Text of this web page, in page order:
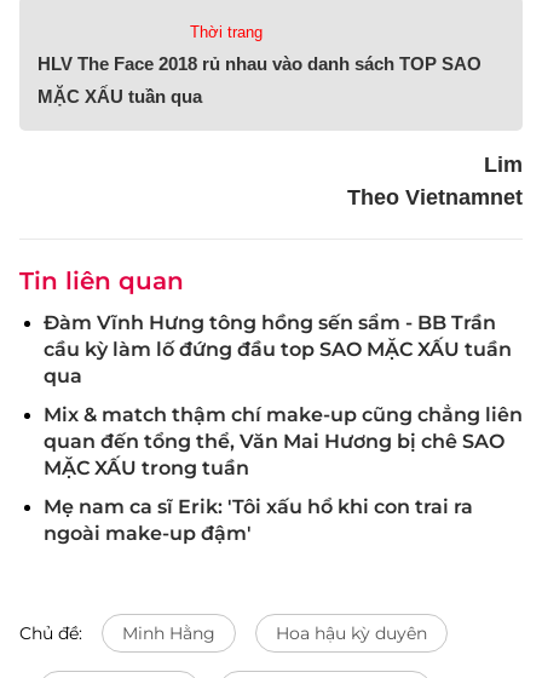
Thời trang
HLV The Face 2018 rủ nhau vào danh sách TOP SAO
MẶC XẤU tuần qua
Lim
Theo Vietnamnet
Tin liên quan
Đàm Vĩnh Hưng tông hồng sến sẩm - BB Trần
cầu kỳ làm lố đứng đầu top SAO MẶC XẤU tuần
qua
Mix & match thậm chí make-up cũng chẳng liên
quan đến tổng thể, Văn Mai Hương bị chê SAO
MẶC XẤU trong tuần
Mẹ nam ca sĩ Erik: 'Tôi xấu hổ khi con trai ra
ngoài make-up đậm'
Chủ đề: Minh Hằng Hoa hậu kỳ duyên